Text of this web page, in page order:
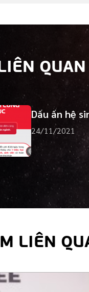
QUAN
Dấu ấn hệ
24/11/2021
LIÊN